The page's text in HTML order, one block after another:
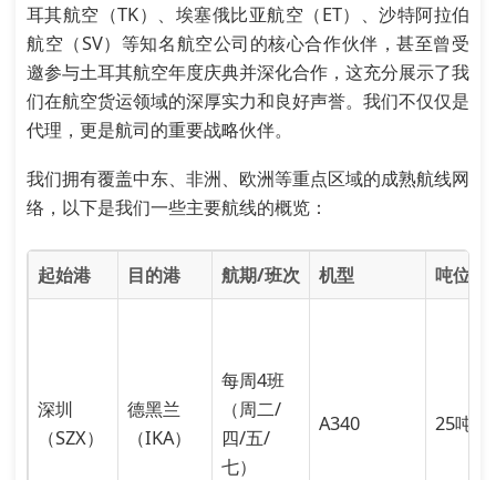
耳其航空（TK）、埃塞俄比亚航空（ET）、沙特阿拉伯
航空（SV）等知名航空公司的核心合作伙伴，甚至曾受
邀参与土耳其航空年度庆典并深化合作，这充分展示了我
们在航空货运领域的深厚实力和良好声誉。我们不仅仅是
代理，更是航司的重要战略伙伴。
我们拥有覆盖中东、非洲、欧洲等重点区域的成熟航线网
络，以下是我们一些主要航线的概览：
起始港 目的港 航期/班次 机型 吨位
深圳
（SZX）
德黑兰
（IKA）
每周4班
（周二/
四/五/
七）
A340 25吨